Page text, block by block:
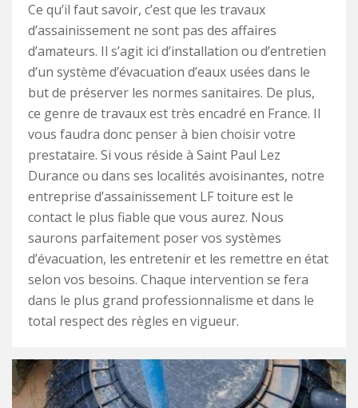
Ce qu’il faut savoir, c’est que les travaux
d’assainissement ne sont pas des affaires
d’amateurs. Il s’agit ici d’installation ou d’entretien
d’un système d’évacuation d’eaux usées dans le
but de préserver les normes sanitaires. De plus,
ce genre de travaux est très encadré en France. Il
vous faudra donc penser à bien choisir votre
prestataire. Si vous réside à Saint Paul Lez
Durance ou dans ses localités avoisinantes, notre
entreprise d’assainissement LF toiture est le
contact le plus fiable que vous aurez. Nous
saurons parfaitement poser vos systèmes
d’évacuation, les entretenir et les remettre en état
selon vos besoins. Chaque intervention se fera
dans le plus grand professionnalisme et dans le
total respect des règles en vigueur.